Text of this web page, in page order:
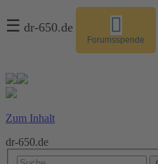
☰ dr-650.de
Forumsspende
Zum Inhalt
dr-650.de